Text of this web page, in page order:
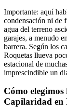
Importante: aquí
condensación ni de
agua del terreno
garajes, a menudo
barrera. Según los
Roquetas llueva
estacional de
imprescindible un
Cómo elegimos
Capilaridad en